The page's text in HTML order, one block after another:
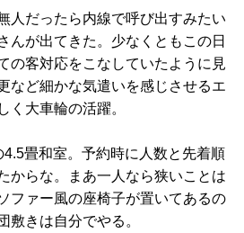
人だったら内線で呼び出すみたい
んが出てきた。少なくともこの日
の客対応をこなしていたように見
など細かな気遣いを感じさせるエ
く大車輪の活躍。
畳和室。予約時に人数と先着順
からな。まあ一人なら狭いことは
ファー風の座椅子が置いてあるの
敷きは自分でやる。